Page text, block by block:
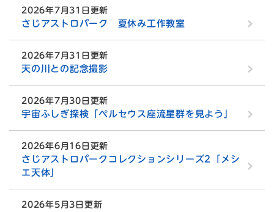
2026年7月31日更新
さじアストロパーク 夏休み工作教室
2026年7月31日更新
天の川との記念撮影
2026年7月30日更新
宇宙ふしぎ探検「ペルセウス座流星群を見よう」
2026年6月16日更新
さじアストロパークコレクションシリーズ2「メシ
エ天体」
2026年5月3日更新